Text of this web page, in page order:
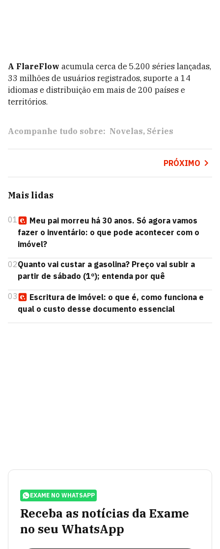
A FlareFlow acumula cerca de 5.200 séries lançadas,
33 milhões de usuários registrados, suporte a 14
idiomas e distribuição em mais de 200 países e
territórios.
Acompanhe tudo sobre: Novelas Séries
PRÓXIMO
Mais lidas
01
Meu pai morreu há 30 anos. Só agora vamos
fazer o inventário: o que pode acontecer com o
imóvel?
02Quanto vai custar a gasolina? Preço vai subir a
partir de sábado (1º); entenda por quê
03
Escritura de imóvel: o que é, como funciona e
qual o custo desse documento essencial
EXAME NO WHATSAPP
Receba as notícias da Exame
no seu WhatsApp